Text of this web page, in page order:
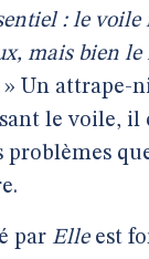
: le voile
mais bien le
» Un attrape-
le voile, il
problèmes
par Elleest